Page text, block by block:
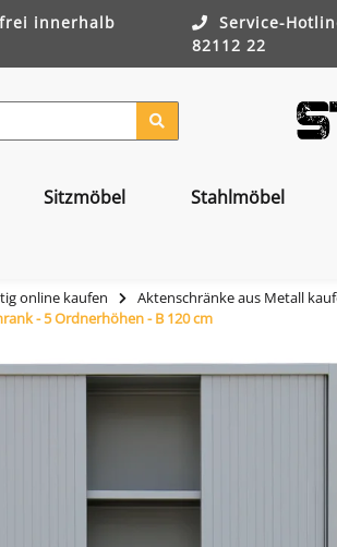
innerhalb
Service-
82112 22
Sitzmöbel Stahlmöbel
online kaufen Aktenschränke aus Metall
- 5 Ordnerhöhen - B 120 cm